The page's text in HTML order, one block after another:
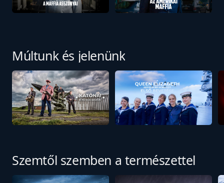
Múltunk és jelenünk
Szemtől szemben a természettel